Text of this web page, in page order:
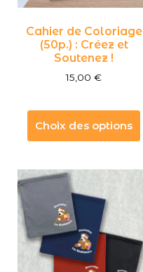
Cahier de Coloriage
(50p.) : Créez et
Soutenez !
15,00 €
Choix des options